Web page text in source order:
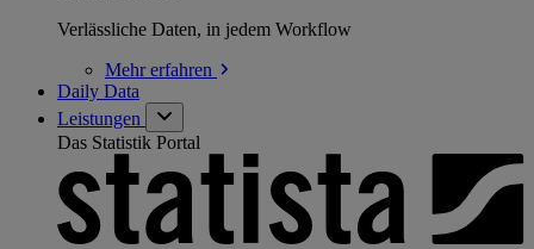
Verlässliche Daten, in jedem Workflow
Mehrerfahren
Daily Data
Leistungen
Das Statistik Portal